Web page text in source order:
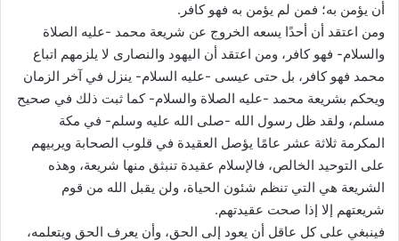
أن يؤمن به؛ فمن لم يؤمن به فهو كافر.
ومن اعتقد أن أحدًا يسعه الخروج عن شريعة محمد -عليه الصلاة
والسلام- فهو كافر، ومن اعتقد أن اليهود والنصارى لا يلزمهم اتباع
محمد فهو كافر، بل حتى عيسى -عليه السلام- ينزل في آخر الزمان
ويحكم بشريعة محمد -عليه الصلاة والسلام- كما ثبت ذلك في صحيح
مسلم، ولقد ظل رسول الله -صلى الله عليه وسلم- في مكة
المكرمة ثلاثة عشر عامًا يؤصل العقيدة في قلوب الصحابة ويربيهم
على التوحيد الخالص، فالإسلام عقيدة تنبثق منها شريعة، وهذه
الشريعة هي التي تنظم شئون الحياة، ولن يقبل الله من قوم
شريعتهم إلا إذا صحت عقيدتهم.
فينبغي على كل عاقل أن يعود إلى الحق، وأن يعرف الحق ويتعلمه،